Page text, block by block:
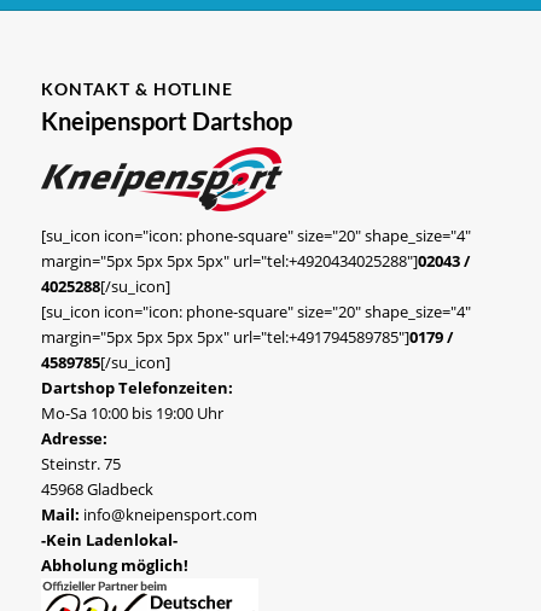
KONTAKT & HOTLINE
Kneipensport Dartshop
[su_icon icon="icon: phone-square" size="20" shape_size="4"
margin="5px 5px 5px 5px" url="tel:+4920434025288"]02043 /
4025288[/su_icon]
[su_icon icon="icon: phone-square" size="20" shape_size="4"
margin="5px 5px 5px 5px" url="tel:+491794589785"]0179 /
4589785[/su_icon]
Dartshop Telefonzeiten:
Mo-Sa 10:00 bis 19:00 Uhr
Adresse:
Steinstr. 75
45968 Gladbeck
Mail: info@kneipensport.com
-Kein Ladenlokal-
Abholung möglich!